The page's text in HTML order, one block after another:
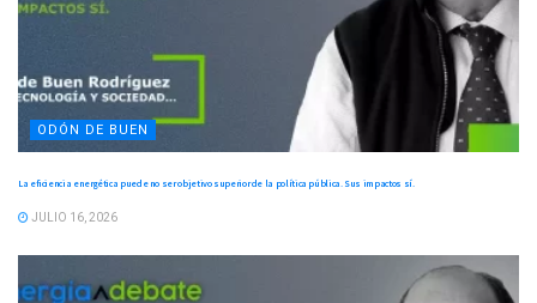
ODÓN DE BUEN
La eficiencia energética puede no ser objetivo superior de la política pública. Sus impactos sí.
JULIO 16, 2026